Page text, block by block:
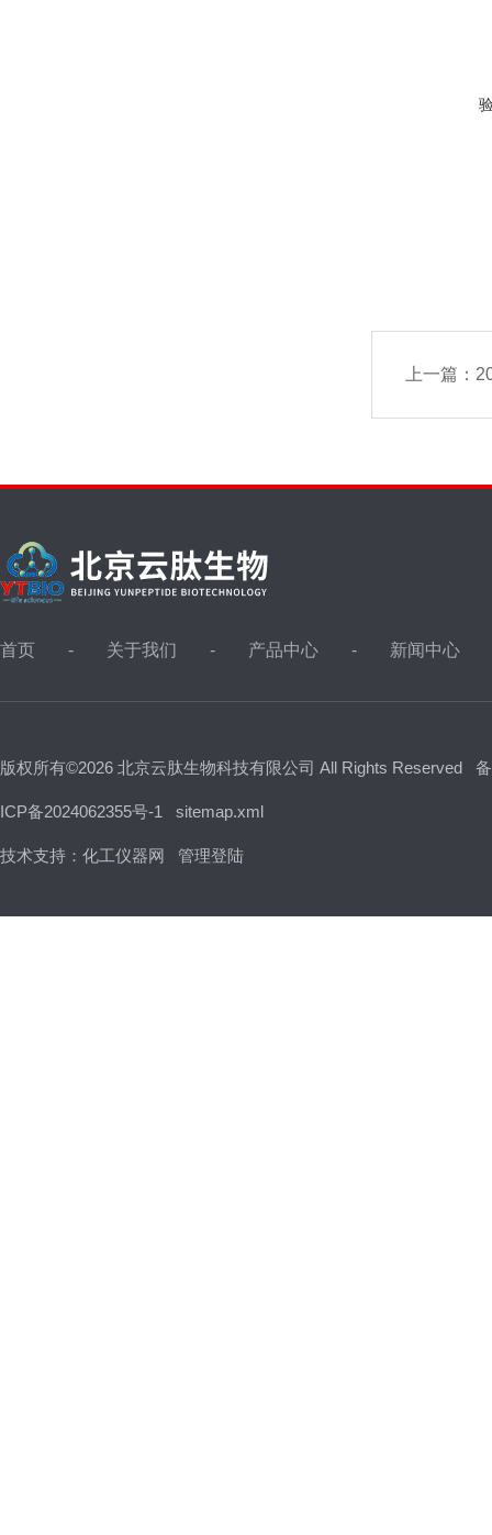
上一篇：
首页 关于我们 产品中心 新闻中心
版权所有©2026 北京云肽生物科技有限公司 All Rights Reserved
ICP备2024062355号-1 sitemap.xml
技术支持： 化工仪器网 管理登陆